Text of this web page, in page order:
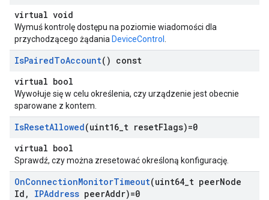
virtual void
Wymuś kontrolę dostępu na poziomie wiadomości dla
przychodzącego żądania DeviceControl
IsPairedToAccount() const
virtual bool
Wywołuje się w celu określenia, czy urządzenie jest obecnie
sparowane z kontem.
IsResetAllowed(uint16 t resetFlags)=0
virtual bool
Sprawdź, czy można zresetować określoną konfigurację.
OnConnectionMonitorTimeout(uint64 t peerNode
Id , IPAddress peerAddr)=0